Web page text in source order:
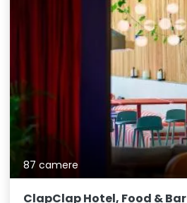
87 camere
ClapClap Hotel, Food & Bar